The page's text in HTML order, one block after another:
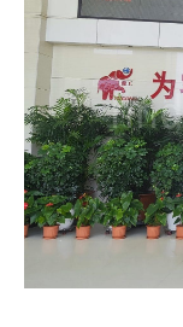
Беларуская
Kiswahili
Dansk
O‘zbekcha